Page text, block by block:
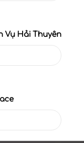
Vụ Hải Thuyên